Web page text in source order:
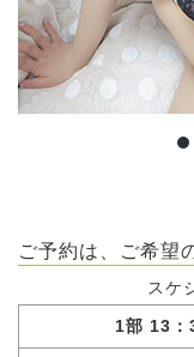
ご予約は、ご希望
スケ
1部 13：